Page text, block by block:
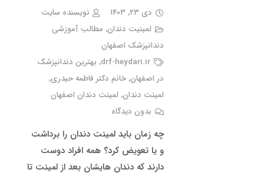
دی ۲۳, ۱۴۰۳
نویسنده سایت
لمینیت دندان, مطالب آموزشی
دندانپزشک اصفهان
drf-heydari.ir
, بهترین دندانپزشک
در اصفهان,خانم دکتر فاطمه حیدری,
لمینت دندان, لمینت دندان اصفهان
بدون دیدگاه
چه زمان باید لمینت دندان را برداشت
و یا تعویض کرد؟ همه افراد دوست
دارند که دندان هایشان بعد از لمینت تا